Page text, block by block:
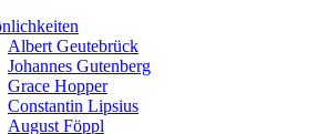
Albert Geutebrück
Johannes Gutenberg
Grace Hopper
Constantin Lipsius
August Föppl